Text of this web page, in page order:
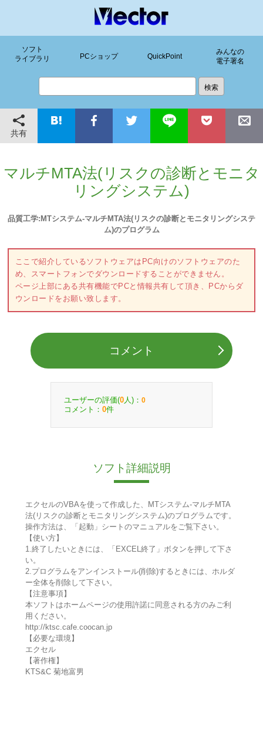
ソフト
ライブラリ
PCショップ QuickPoint
みんなの
電子署名
共有
マルチMTA法(リスクの診断とモニタ
リングシステム)
品質工学:MTシステム-マルチMTA法(リスクの診断とモニタリングシステ
ム)のプログラム
ここで紹介しているソフトウェアはPC向けのソフトウェアのた
め、スマートフォンでダウンロードすることができません。
ページ上部にある共有機能でPCと情報共有して頂き、PCからダ
ウンロードをお願い致します。
コメント
ユーザーの評価(0 人)： 0
コメント： 0件
ソフト詳細説明
エクセルのVBAを使って作成した、MTシステム-マルチMTA
法(リスクの診断とモニタリングシステム)のプログラムです。
操作方法は、「起動」シートのマニュアルをご覧下さい。
【使い方】
1.終了したいときには、「EXCEL終了」ボタンを押して下さ
い。
2.プログラムをアンインストール(削除)するときには、ホルダ
ー全体を削除して下さい。
【注意事項】
本ソフトはホームページの使用許諾に同意される方のみご利
用ください。
http://ktsc.cafe.coocan.jp
【必要な環境】
エクセル
【著作権】
KTS&C 菊地富男